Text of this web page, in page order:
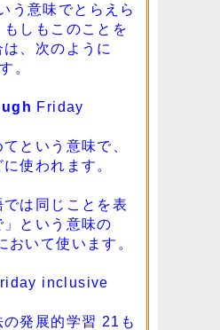
う意味でとらえら
しもこのことを
、次のように
。
Friday
という意味で、
使われます。
は同じことを表
という意味の
おいて使います。
inclusive
発展的学習 21 も